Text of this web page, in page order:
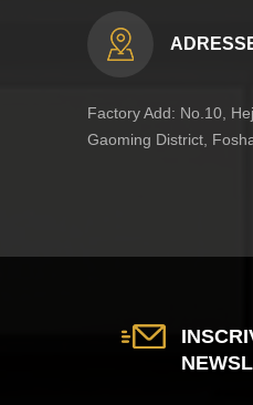
Factory Add: No.10,
Gaoming District,